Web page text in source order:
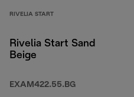
RIVELIA START
Rivelia Start Sand
Beige
EXAM422.55.BG